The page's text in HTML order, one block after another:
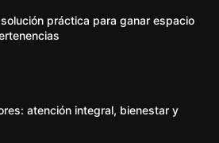
práctica para ganar espacio
atención integral, bienestar y